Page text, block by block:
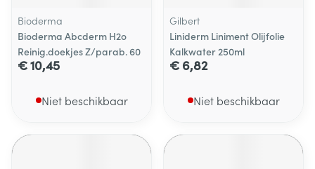
Bioderma
Bioderma Abcderm H2o
Reinig.doekjes Z/parab. 60
€ 10,45
Niet beschikbaar
Gilbert
Liniderm Liniment Olijfolie
Kalkwater 250ml
€ 6,82
Niet beschikbaar